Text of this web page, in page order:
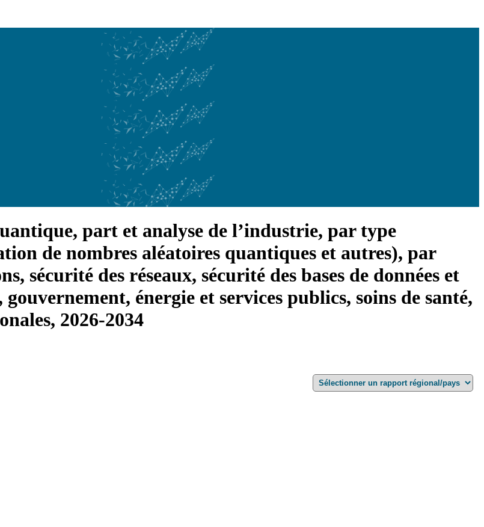
part et analyse de l’industrie, par type
de nombres aléatoires quantiques et autres), par
sécurité des réseaux, sécurité des bases de données et
énergie et services publics, soins de santé,
2026-2034